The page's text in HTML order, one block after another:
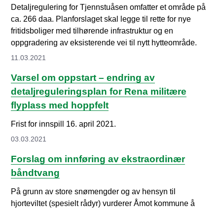
Detaljregulering for Tjennstuåsen omfatter et område på
ca. 266 daa. Planforslaget skal legge til rette for nye
fritidsboliger med tilhørende infrastruktur og en
oppgradering av eksisterende vei til nytt hytteområde.
11.03.2021
Varsel om oppstart – endring av
detaljreguleringsplan for Rena militære
flyplass med hoppfelt
Frist for innspill 16. april 2021.
03.03.2021
Forslag om innføring av ekstraordinær
båndtvang
På grunn av store snømengder og av hensyn til
hjorteviltet (spesielt rådyr) vurderer Åmot kommune å